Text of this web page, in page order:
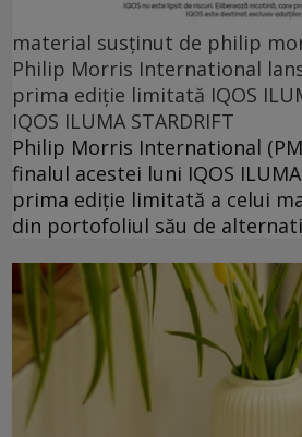
material susținut de philip
Philip Morris International
prima ediție limitată IQOS
IQOS ILUMA STARDRIFT
Philip Morris International
finalul acestei luni IQOS ILUMA
prima ediție limitată a celui
din portofoliul său de